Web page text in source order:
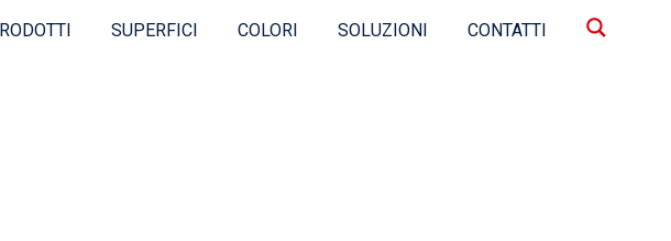
SUPERFICI COLORI SOLUZIONI CONTATTI